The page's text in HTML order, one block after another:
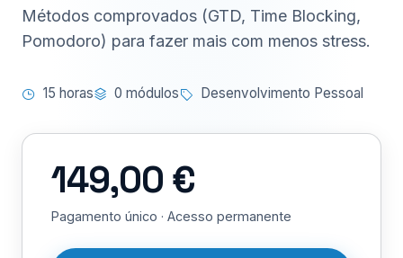
Métodos comprovados (GTD, Time Blocking,
Pomodoro) para fazer mais com menos stress.
15 horas 0 módulos Desenvolvimento Pessoal
149,00 €
Pagamento único · Acesso permanente